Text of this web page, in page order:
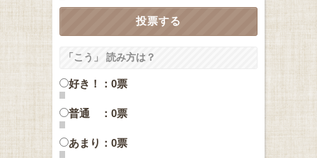
「こう」 読み方は？
好き！：0票
普通 ：0票
あまり：0票